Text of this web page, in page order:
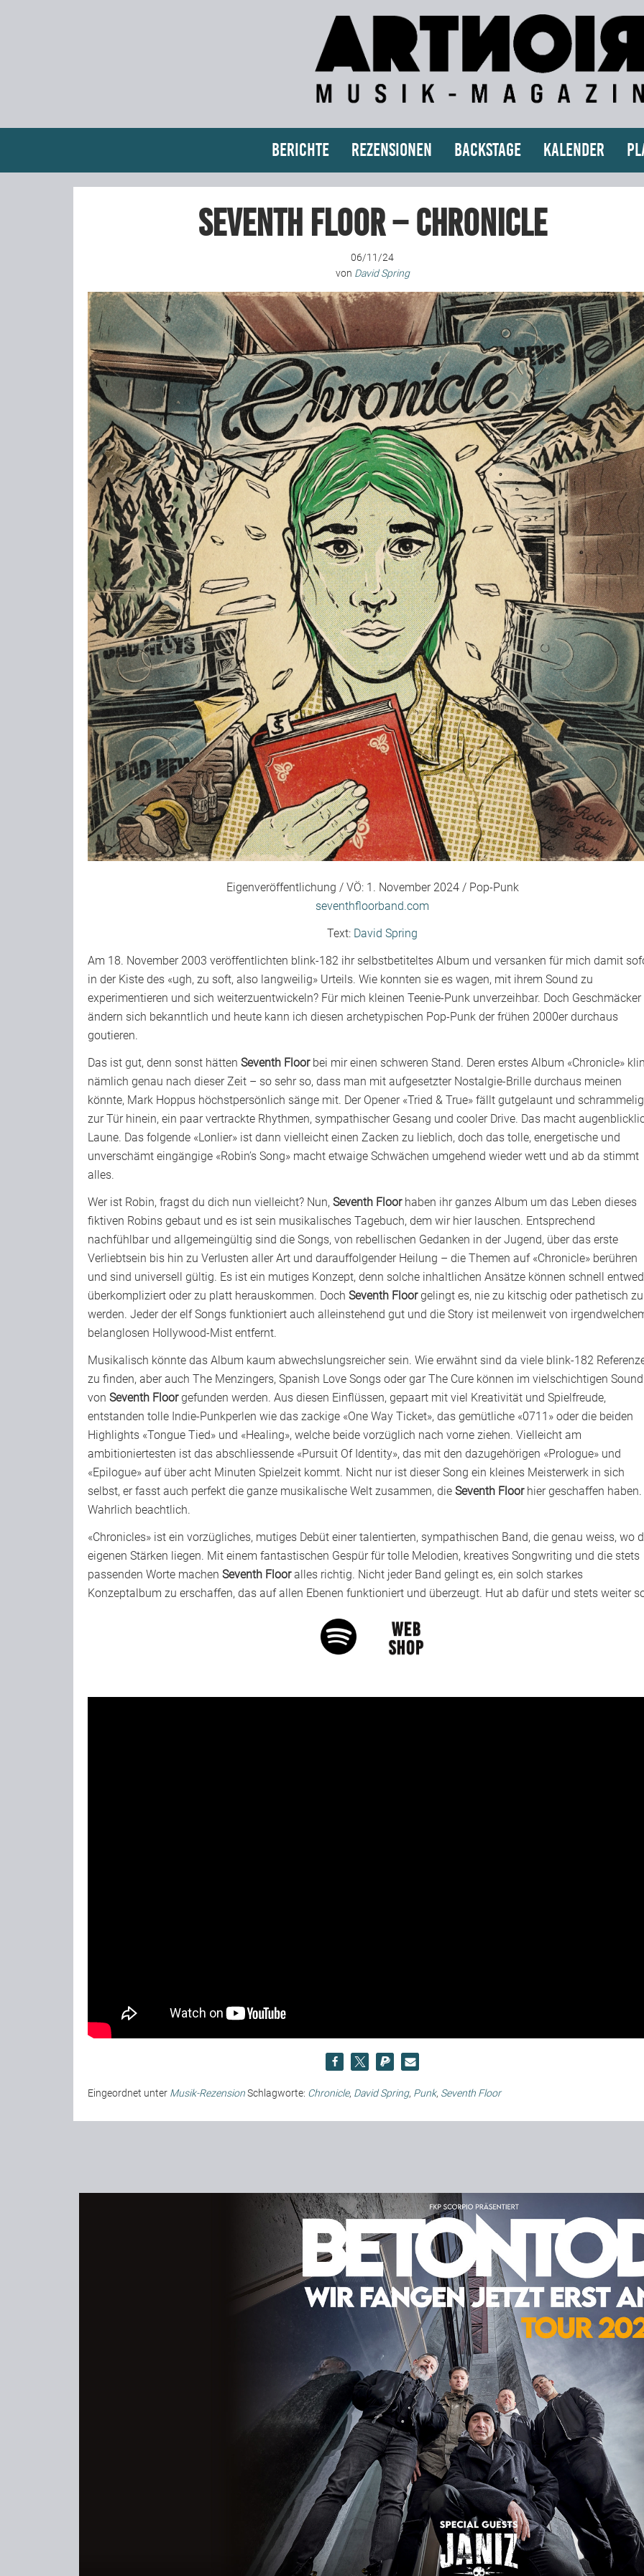
Berichte Rezensionen Backstage Kalender
Seventh Floor – Chronicle
06/11/24
von David Spring
Eigenveröffentlichung / VÖ: 1. November 2024 / Pop-Punk
seventhfloorband.com
Text: David Spring
Am 18. November 2003 veröffentlichten blink-182 ihr selbstbetiteltes Album und versanken für mich damit
in der Kiste des «ugh, zu soft, also langweilig» Urteils. Wie konnten sie es wagen, mit ihrem Sound zu
experimentieren und sich weiterzuentwickeln? Für mich kleinen Teenie-Punk unverzeihbar. Doch Geschmäcker
ändern sich bekanntlich und heute kann ich diesen archetypischen Pop-Punk der frühen 2000er durchaus
goutieren.
Das ist gut, denn sonst hätten Seventh Floorbei mir einen schweren Stand. Deren erstes Album «Chronicle»
nämlich genau nach dieser Zeit – so sehr so, dass man mit aufgesetzter Nostalgie-Brille durchaus meinen
könnte, Mark Hoppus höchstpersönlich sänge mit. Der Opener «Tried & True» fällt gutgelaunt und schrammelig
zur Tür hinein, ein paar vertrackte Rhythmen, sympathischer Gesang und cooler Drive. Das macht
Laune. Das folgende «Lonlier» ist dann vielleicht einen Zacken zu lieblich, doch das tolle, energetische und
unverschämt eingängige «Robin’s Song» macht etwaige Schwächen umgehend wieder wett und ab da stimmt
alles.
Wer ist Robin, fragst du dich nun vielleicht? Nun, Seventh Floorhaben ihr ganzes Album um das Leben dieses
fiktiven Robins gebaut und es ist sein musikalisches Tagebuch, dem wir hier lauschen. Entsprechend
nachfühlbar und allgemeingültig sind die Songs, von rebellischen Gedanken in der Jugend, über das erste
Verliebtsein bis hin zu Verlusten aller Art und darauffolgender Heilung – die Themen auf «Chronicle» berühren
und sind universell gültig. Es ist ein mutiges Konzept, denn solche inhaltlichen Ansätze können schnell
überkompliziert oder zu platt herauskommen. Doch Seventh Floorgelingt es, nie zu kitschig oder pathetisch zu
werden. Jeder der elf Songs funktioniert auch alleinstehend gut und die Story ist meilenweit von
belanglosen Hollywood-Mist entfernt.
Musikalisch könnte das Album kaum abwechslungsreicher sein. Wie erwähnt sind da viele blink-182
zu finden, aber auch The Menzingers, Spanish Love Songs oder gar The Cure können im vielschichtigen Sound
von Seventh Floorgefunden werden. Aus diesen Einflüssen, gepaart mit viel Kreativität und Spielfreude,
entstanden tolle Indie-Punkperlen wie das zackige «One Way Ticket», das gemütliche «0711» oder die beiden
Highlights «Tongue Tied» und «Healing», welche beide vorzüglich nach vorne ziehen. Vielleicht am
ambitioniertesten ist das abschliessende «Pursuit Of Identity», das mit den dazugehörigen «Prologue» und
«Epilogue» auf über acht Minuten Spielzeit kommt. Nicht nur ist dieser Song ein kleines Meisterwerk in sich
selbst, er fasst auch perfekt die ganze musikalische Welt zusammen, die Seventh Floorhier geschaffen haben.
Wahrlich beachtlich.
«Chronicles» ist ein vorzügliches, mutiges Debüt einer talentierten, sympathischen Band, die genau weiss, wo
eigenen Stärken liegen. Mit einem fantastischen Gespür für tolle Melodien, kreatives Songwriting und die stets
passenden Worte machen Seventh Flooralles richtig. Nicht jeder Band gelingt es, ein solch starkes
Konzeptalbum zu erschaffen, das auf allen Ebenen funktioniert und überzeugt. Hut ab dafür und stets weiter
Eingeordnet unter Musik-RezensionSchlagworte: Chronicle, David Spring, Punk, Seventh Floor